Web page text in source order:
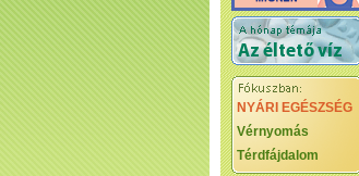
NYÁRI EGÉSZSÉG
Vérnyomás
Térdfájdalom